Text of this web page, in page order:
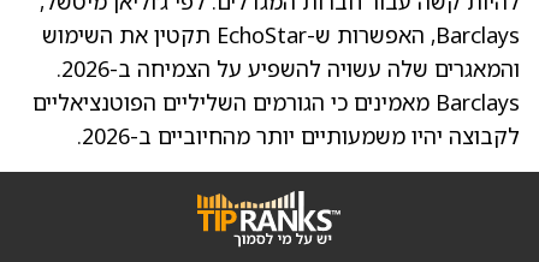
Barclays, האפשרות ש-EchoStar תקטין את השימוש
והמאגרים שלה עשויה להשפיע על הצמיחה ב-2026.
Barclays מאמינים כי הגורמים השליליים הפוטנציאליים
לקבוצה יהיו משמעותיים יותר מהחיוביים ב-2026.